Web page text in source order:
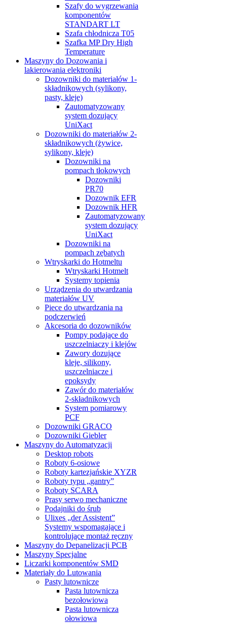
Szafy do wygrzewania
komponentów
STANDART LT
Szafa chłodnicza T05
Szafka MP Dry High
Temperature
Maszyny do Dozowania i
lakierowania elektroniki
Dozowniki do materiałów 1-
składnikowych (sylikony,
pasty, kleje)
Zautomatyzowany
system dozujący
UniXact
Dozowniki do materiałów 2-
składnikowych (żywice,
sylikony, kleje)
Dozowniki na
pompach tłokowych
Dozowniki
PR70
Dozownik EFR
Dozownik HFR
Zautomatyzowany
system dozujący
UniXact
Dozowniki na
pompach zębatych
Wtryskarki do Hotmeltu
Wtryskarki Hotmelt
Systemy topienia
Urządzenia do utwardzania
materiałów UV
Piece do utwardzania na
podczerwień
Akcesoria do dozowników
Pompy podające do
uszczelniaczy i klejów
Zawory dozujące
kleje, silikony,
uszczelniacze i
epoksydy
Zawór do materiałów
2-składnikowych
System pomiarowy
PCF
Dozowniki GRACO
Dozowniki Giebler
Maszyny do Automatyzacji
Desktop robots
Roboty 6-osiowe
Roboty kartezjańskie XYZR
Roboty typu „gantry”
Roboty SCARA
Prasy serwo mechaniczne
Podajniki do śrub
Ulixes „der Assistent”
Systemy wspomagające i
kontrolujące montaż ręczny
Maszyny do Depanelizacji PCB
Maszyny Specjalne
Liczarki komponentów SMD
Materiały do Lutowania
Pasty lutownicze
Pasta lutownicza
bezołowiowa
Pasta lutownicza
ołowiowa